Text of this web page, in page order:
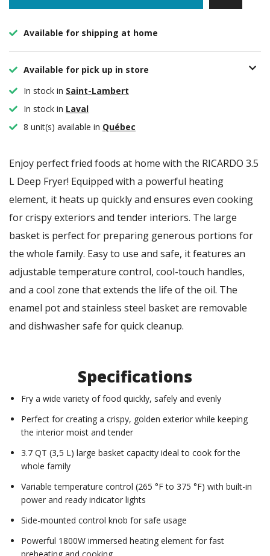
Available for shipping at home
Available for pick up in store
In stock in Saint-Lambert
In stock in Laval
8 unit(s) available in Québec
Enjoy perfect fried foods at home with the RICARDO 3.5
L Deep Fryer! Equipped with a powerful heating
element, it heats up quickly and ensures even cooking
for crispy exteriors and tender interiors. The large
basket is perfect for preparing generous portions for
the whole family. Easy to use and safe, it features an
adjustable temperature control, cool-touch handles,
and a cool zone that extends the life of the oil. The
enamel pot and stainless steel basket are removable
and dishwasher safe for quick cleanup.
Specifications
Fry a wide variety of food quickly, safely and evenly
Perfect for creating a crispy, golden exterior while keeping
the interior moist and tender
3.7 QT (3,5 L) large basket capacity ideal to cook for the
whole family
Variable temperature control (265 °F to 375 °F) with built-in
power and ready indicator lights
Side-mounted control knob for safe usage
Powerful 1800W immersed heating element for fast